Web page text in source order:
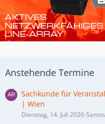
Anstehende Termine
Sachkunde für
| Wien
Dienstag, 14. Juli 2026-